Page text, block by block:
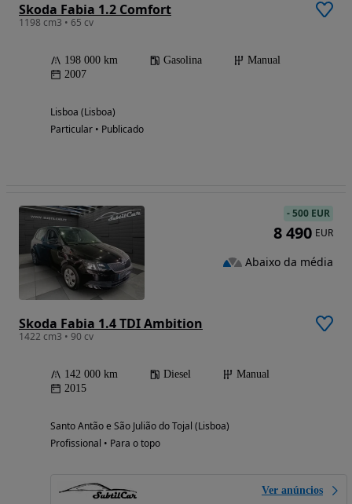
Skoda Fabia 1.2 Comfort
1198 cm3 • 65 cv
198 000 km Gasolina
Manual
2007
Lisboa (Lisboa)
Particular • Publicado
Skoda Fabia 1.4 TDI Ambition
1422 cm3 • 90 cv
142 000 km Diesel
Manual
2015
Santo Antão e São Julião do Tojal (Lisboa)
Profissional • Para o topo
Ver anúncios
-500 EUR
8 490 EUR
Abaixo da média